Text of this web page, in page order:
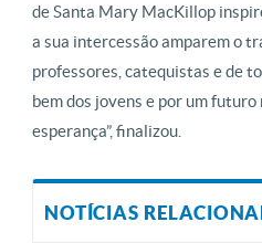
de Santa Mary MacKillop
a sua intercessão amparem o
professores, catequistas e de
bem dos jovens e por um futuro
esperança”, finalizou.
NOTÍCIAS